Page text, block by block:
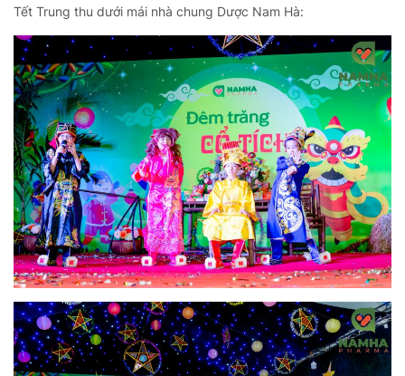
Tết Trung thu dưới mái nhà chung Dược Nam Hà: